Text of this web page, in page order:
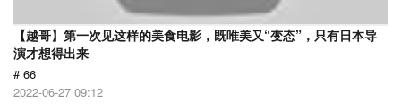
【越哥】第一次见这样的美食电影，既唯美又“变态”，只有日本导
演才想得出来
# 66
2022-06-27 09:12